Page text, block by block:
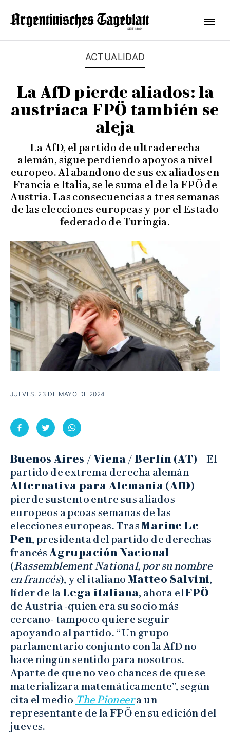
ACTUALIDAD
La AfD pierde aliados: la
austríaca FPÖ también se
aleja
La AfD, el partido de ultraderecha
alemán, sigue perdiendo apoyos a nivel
europeo. Al abandono de sus ex aliados en
Francia e Italia, se le suma el de la FPÖ de
Austria. Las consecuencias a tres semanas
de las elecciones europeas y por el Estado
federado de Turingia.
JUEVES, 23 DE MAYO DE 2024
Buenos Aires / Viena / Berlín (AT) – El
partido de extrema derecha alemán
Alternativa para Alemania (AfD)
pierde sustento entre sus aliados
europeos a pcoas semanas de las
elecciones europeas. TrasMarine Le
Pen, presidenta del partido de derechas
francésAgrupación Nacional
(Rassemblement National, por su nombre
en francés), y el italiano Matteo Salvini,
líder de laLega italiana, ahora elFPÖ
de Austria -quien era su socio más
cercano- tampoco quiere seguir
apoyando al partido. “Un grupo
parlamentario conjunto con la AfD no
hace ningún sentido para nosotros.
Aparte de que no veo chances de que se
materializara matemáticamente”, según
cita el medio The Pioneera un
representante de la FPÖ en su edición del
jueves.